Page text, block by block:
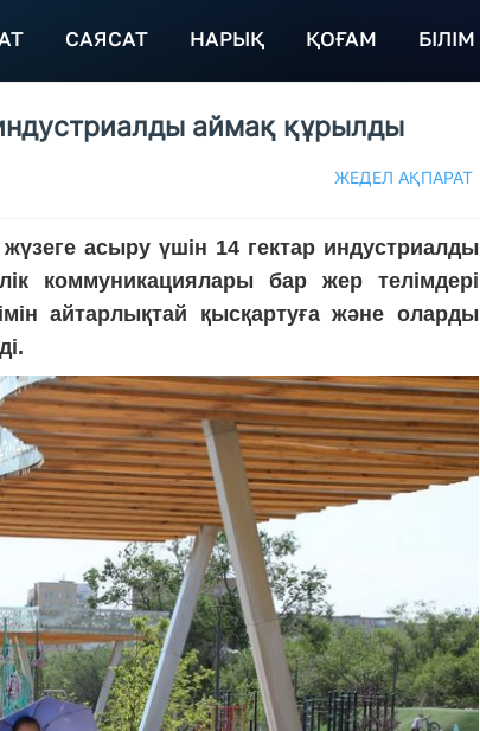
САЯСАТ НАРЫҚ ҚОҒАМ БІЛІМ
аймақ құрылды
ЖЕДЕЛ АҚПАРАТ
асыру үшін 14 гектар индустриалды
коммуникациялары бар жер телімдері
айтарлықтай қысқартуға және оларды